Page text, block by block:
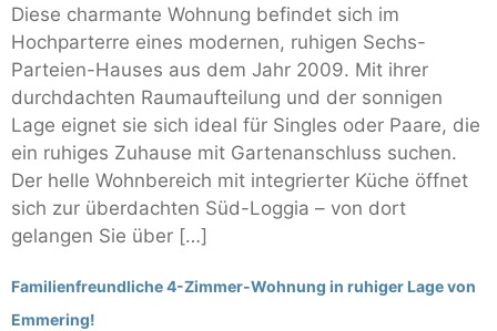
Diese charmante Wohnung befindet sich im
Hochparterre eines modernen, ruhigen Sechs-
Parteien-Hauses aus dem Jahr 2009. Mit ihrer
durchdachten Raumaufteilung und der sonnigen
Lage eignet sie sich ideal für Singles oder Paare, die
ein ruhiges Zuhause mit Gartenanschluss suchen.
Der helle Wohnbereich mit integrierter Küche öffnet
sich zur überdachten Süd-Loggia – von dort
gelangen Sie über […]
Familienfreundliche 4-Zimmer-Wohnung in ruhiger Lage von
Emmering!